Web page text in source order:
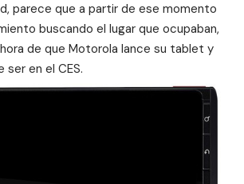
parece que a partir de ese momento
buscando el lugar que ocupaban,
de que Motorola lance su tablet y
en el CES.